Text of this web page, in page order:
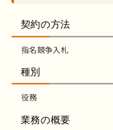
契約の方法
指名競争入札
種別
役務
業務の概要